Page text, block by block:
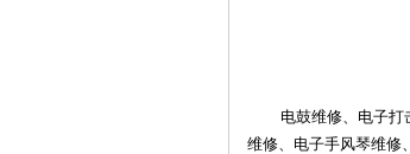
电鼓维修、电子打击
维修、电子手风琴维修